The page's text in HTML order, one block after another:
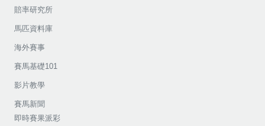
賠率研究所
馬匹資料庫
海外賽事
賽馬基礎101
影片教學
賽馬新聞
即時賽果派彩